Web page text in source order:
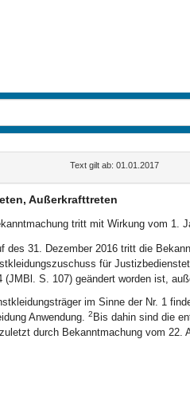
Text gilt ab: 01.01.2017
Außerkrafttreten
tritt mit Wirkung vom 1.
des 31. Dezember 2016 tritt die
für
(JMBl. S. 107) geändert worden ist,
im Sinne der Nr. 1
Anwendung. 2 Bis dahin sind die
durch Bekanntmachung vom 22.